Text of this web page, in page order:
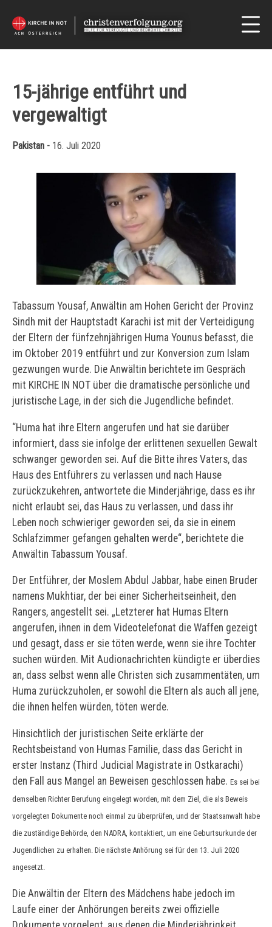
15-jährige entführt und
vergewaltigt
Pakistan - 16. Juli 2020
Tabassum Yousaf, Anwältin am Hohen Gericht der Provinz
Sindh mit der Hauptstadt Karachi ist mit der Verteidigung
der Eltern der fünfzehnjährigen Huma Younus befasst, die
im Oktober 2019 entführt und zur Konversion zum Islam
gezwungen wurde. Die Anwältin berichtete im Gespräch
mit KIRCHE IN NOT über die dramatische persönliche und
juristische Lage, in der sich die Jugendliche befindet.
“Huma hat ihre Eltern angerufen und hat sie darüber
informiert, dass sie infolge der erlittenen sexuellen Gewalt
schwanger geworden sei. Auf die Bitte ihres Vaters, das
Haus des Entführers zu verlassen und nach Hause
zurückzukehren, antwortete die Minderjährige, dass es ihr
nicht erlaubt sei, das Haus zu verlassen, und dass ihr
Leben noch schwieriger geworden sei, da sie in einem
Schlafzimmer gefangen gehalten werde“, berichtete die
Anwältin Tabassum Yousaf.
Der Entführer, der Moslem Abdul Jabbar, habe einen Bruder
namens Mukhtiar, der bei einer Sicherheitseinheit, den
Rangers, angestellt sei. „Letzterer hat Humas Eltern
angerufen, ihnen in dem Videotelefonat die Waffen gezeigt
und gesagt, dass er sie töten werde, wenn sie ihre Tochter
suchen würden. Mit Audionachrichten kündigte er überdies
an, dass selbst wenn alle Christen sich zusammentäten, um
Huma zurückzuholen, er sowohl die Eltern als auch all jene,
die ihnen helfen würden, töten werde.
Hinsichtlich der juristischen Seite erklärte der
Rechtsbeistand von Humas Familie, dass das Gericht in
erster Instanz (Third Judicial Magistrate in Ostkarachi)
den Fall aus Mangel an Beweisen geschlossen habe. Es sei bei
demselben Richter Berufung eingelegt worden, mit dem Ziel, die als Beweis
vorgelegten Dokumente noch einmal zu überprüfen, und der Staatsanwalt habe
die zuständige Behörde, den NADRA, kontaktiert, um eine Geburtsurkunde der
Jugendlichen zu erhalten. Die nächste Anhörung sei für den 13. Juli 2020
angesetzt.
Die Anwältin der Eltern des Mädchens habe jedoch im
Laufe einer der Anhörungen bereits zwei offizielle